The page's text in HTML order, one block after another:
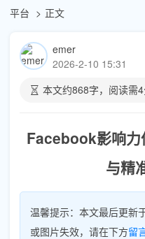
平台
正文
emer
2026-2-10 15:31
本文约868字，阅读需4
Facebook影响力
与精
温馨提示：本文最后更新
或图片失效，请在下方留